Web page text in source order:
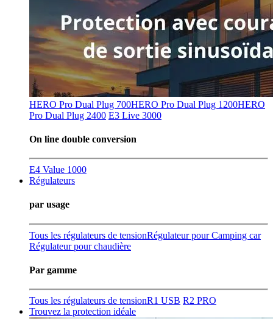
HERO Pro Dual Plug 700HERO Pro Dual Plug 1200HERO
Pro Dual Plug 2400 E3 Live 3000
On line double conversion
E4 Value 1000
Régulateurs
par usage
Tous les régulateurs de tensionRégulateur pour Camping car
Régulateur pour chaudière
Par gamme
Tous les régulateurs de tensionR1 USB R2 PRO
Trouvez la protection idéale